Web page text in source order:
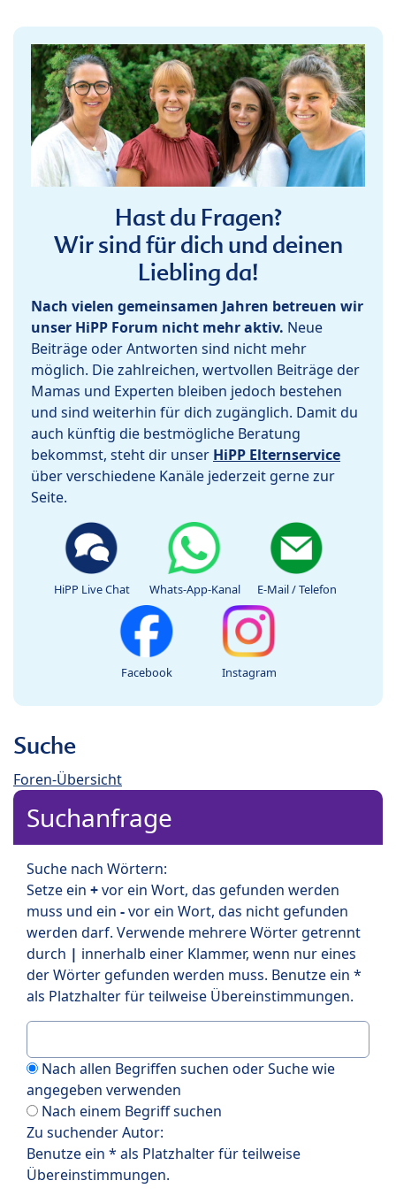
Hast du Fragen?
Wir sind für dich und deinen
Liebling da!
Nach vielen gemeinsamen Jahren betreuen wir
unser HiPP Forum nicht mehr aktiv. Neue
Beiträge oder Antworten sind nicht mehr
möglich. Die zahlreichen, wertvollen Beiträge der
Mamas und Experten bleiben jedoch bestehen
und sind weiterhin für dich zugänglich. Damit du
auch künftig die bestmögliche Beratung
bekommst, steht dir unser HiPP Elternservice
über verschiedene Kanäle jederzeit gerne zur
Seite.
HiPP Live Chat Whats-App-Kanal E-Mail / Telefon
Facebook Instagram
Suche
Foren-Übersicht
Suchanfrage
Suche nach Wörtern:
Setze ein +vor ein Wort, das gefunden werden
muss und ein -vor ein Wort, das nicht gefunden
werden darf. Verwende mehrere Wörter getrennt
durch | innerhalb einer Klammer, wenn nur eines
der Wörter gefunden werden muss. Benutze ein *
als Platzhalter für teilweise Übereinstimmungen.
Nach allen Begriffen suchen oder Suche wie
angegeben verwenden
Nach einem Begriff suchen
Zu suchender Autor:
Benutze ein * als Platzhalter für teilweise
Übereinstimmungen.